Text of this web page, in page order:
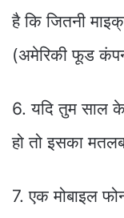
है कि जितनी
(अमेरिकी फूड
6. यदि तुम साल
हो तो इसका
7. एक मोबाइल